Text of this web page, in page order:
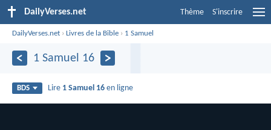
DailyVerses.net Thème S'inscrire
DailyVerses.net ›Livres de la Bible › 1 Samuel
1 Samuel 16
BDS Lire 1 Samuel 16 en ligne